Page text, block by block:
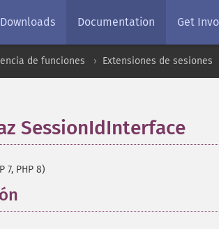
Downloads Documentation Get
de funciones Extensiones de sesiones
SessionIdInterface
7, PHP 8)